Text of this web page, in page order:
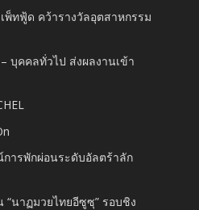
พ็ทฟู้ด คว้ารางวัลอุตสาหกรรม
บุคคลทั่วไป ส่งผลงานเข้า
ารพักผ่อนระดับอัลตร้าลัก
นาฏมวยไทยอีซูซุ” รอบชิง